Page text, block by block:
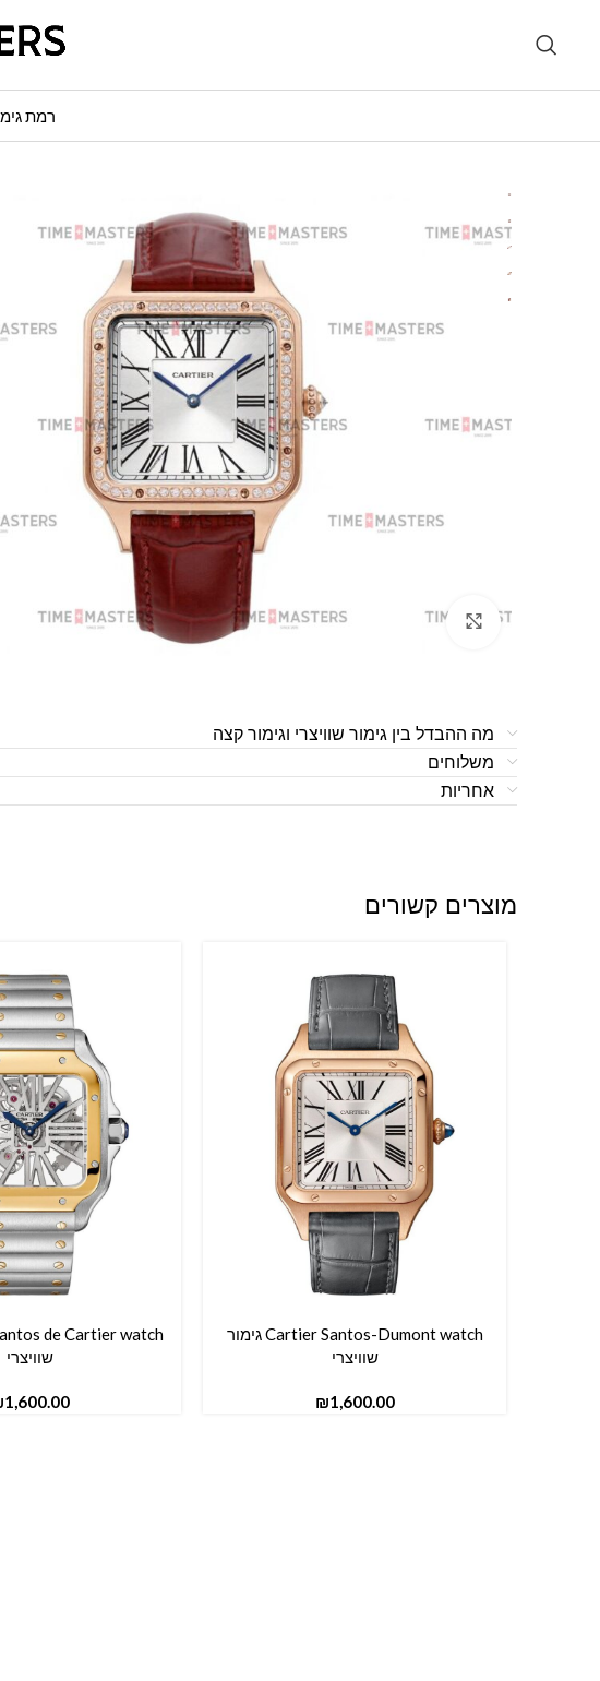
רמת
לחצו להגדלה
מה ההבדל בין גימור שוויצרי וגימור קצה
משלוחים
אחריות
מוצרים קשורים
הוספה לסל
Cartier Santos-Dumont watch גימור
שוויצרי
₪
הוספה לסל
שוויצרי